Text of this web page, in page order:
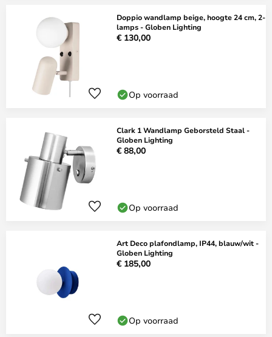
Doppio wandlamp beige, hoogte 24 cm, 2-
lamps - Globen Lighting
€ 130,00
Op voorraad
Clark 1 Wandlamp Geborsteld Staal -
Globen Lighting
€ 88,00
Op voorraad
Art Deco plafondlamp, IP44, blauw/wit -
Globen Lighting
€ 185,00
Op voorraad